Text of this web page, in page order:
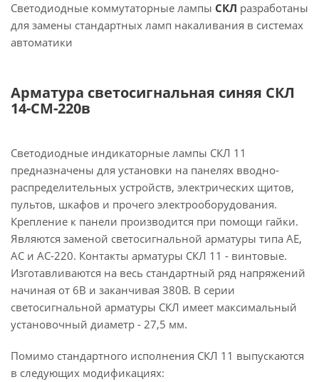
Светодиодные коммутаторные лампы СКЛ разработаны
для замены стандартных ламп накаливания в системах
автоматики
Арматура светосигнальная синяя СКЛ
14-СМ-220в
Светодиодные индикаторные лампы СКЛ 11
предназначены для установки на панелях вводно-
распределительных устройств, электрических щитов,
пультов, шкафов и прочего электрооборудования.
Крепление к панели производится при помощи гайки.
Являются заменой светосигнальной арматуры типа АЕ,
АС и АС-220. Контакты арматуры СКЛ 11 - винтовые.
Изготавливаются на весь стандартный ряд напряжений
начиная от 6В и заканчивая 380В. В серии
светосигнальной арматуры СКЛ имеет максимальный
установочный диаметр - 27,5 мм.
Помимо стандартного исполнения СКЛ 11 выпускаются
в следующих модификациях: